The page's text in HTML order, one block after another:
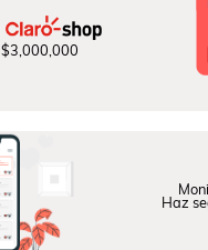
$3,000,000
Haz